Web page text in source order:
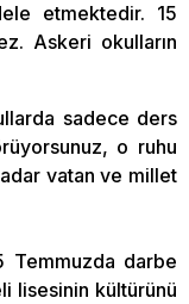
etmektedir. 15
Askeri okulların
sadece ders
o ruhu
vatan ve millet
Temmuzda darbe
lisesinin kültürünü